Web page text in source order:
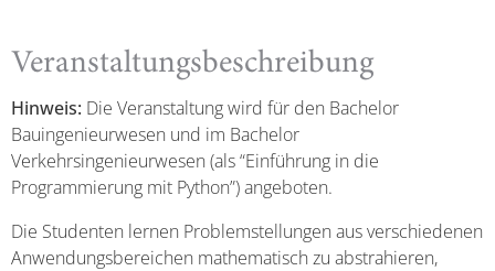
Veranstaltungsbeschreibung
Hinweis: Die Veranstaltung wird für den Bachelor
Bauingenieurwesen und im Bachelor
Verkehrsingenieurwesen (als “Einführung in die
Programmierung mit Python”) angeboten.
Die Studenten lernen Problemstellungen aus verschiedenen
Anwendungsbereichen mathematisch zu abstrahieren,